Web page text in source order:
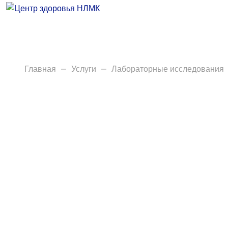
Анализы
Главная Услуги Лабораторные исследования